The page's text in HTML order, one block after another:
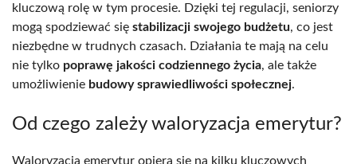
kluczową rolę w tym procesie. Dzięki tej regulacji, seniorzy
mogą spodziewać się stabilizacji swojego budżetu, co jest
niezbędne w trudnych czasach. Działania te mają na celu
nie tylko poprawę jakości codziennego życia, ale także
umożliwienie budowy sprawiedliwości społecznej.
Od czego zależy waloryzacja emerytur?
Waloryzacja emerytur opiera się na kilku kluczowych